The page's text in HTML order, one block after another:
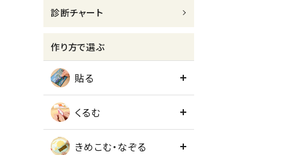
診断チャート
作り方で選ぶ
貼る
くるむ
きめこむ・なぞる